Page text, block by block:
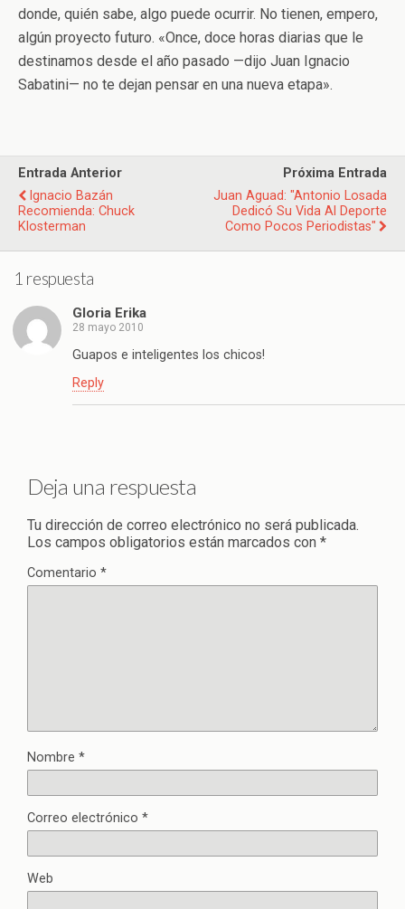
donde, quién sabe, algo puede ocurrir. No tienen, empero,
algún proyecto futuro. «Once, doce horas diarias que le
destinamos desde el año pasado —dijo Juan Ignacio
Sabatini— no te dejan pensar en una nueva etapa».
Entrada Anterior
Ignacio Bazán
Recomienda: Chuck
Klosterman
Próxima Entrada
Juan Aguad: "Antonio Losada
Dedicó Su Vida Al Deporte
Como Pocos Periodistas"
1 respuesta
Gloria Erika
28 mayo 2010
Guapos e inteligentes los chicos!
Reply
Deja una respuesta
Tu dirección de correo electrónico no será publicada.
Los campos obligatorios están marcados con *
Comentario *
Nombre *
Correo electrónico *
Web